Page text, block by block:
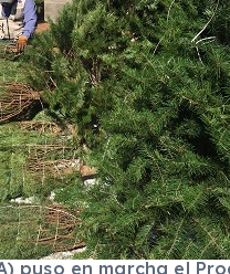
puso en marcha el